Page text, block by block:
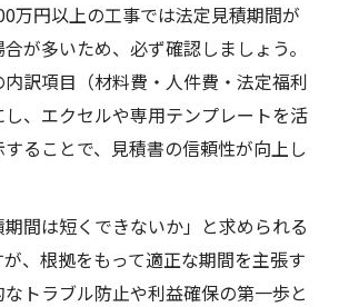
に沿った見積法定期間の基本知識
依頼時の法定期間厳守の重要性
違反を防ぐ建設見積の実務チェッ
単価を押さえた建設積算実務
で材料費を正確に算出する実務手
万円以上の工事では法定見積期間が
が多いため、必ず確認しましょう。
訳項目（材料費・人件費・法定福利
、エクセルや専用テンプレートを活
ることで、見積書の信頼性が向上し
間は短くできないか」と求められる
、根拠をもって適正な期間を主張す
トラブル防止や利益確保の第一歩と